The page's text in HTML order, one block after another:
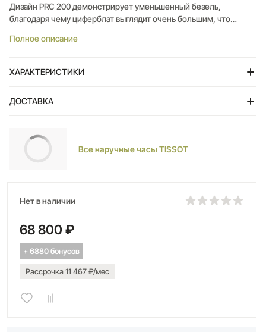
Дизайн PRC 200 демонстрирует уменьшенный безель,
благодаря чему циферблат выглядит очень большим, что
представлению времени. Часы обладают
оснащены тахеометром, завинчивающейся заводной головкой
Полное описание
ХАРАКТЕРИСТИКИ
ДОСТАВКА
Все наручные часы TISSOT
Нет в наличии
68 800 ₽
+ 6880 бонусов
Рассрочка 11 467 ₽/мес